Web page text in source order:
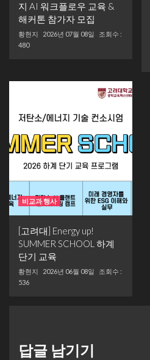
지 AI 워크플로우 교육 &
해커톤 참가자 모집
황현지 2026년 07월 08일
조회수 :
480
비교과 행사
[고려대] Energy up!
SUMMER SCHOOL 하계
단기 교육
황현지 2026년 06월 08일
조회수 :
536
답글 남기기